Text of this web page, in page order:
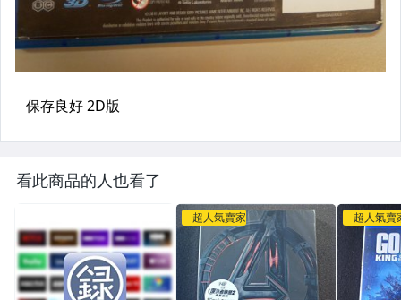
看此商品的人也看了
超人氣賣家 超人氣賣